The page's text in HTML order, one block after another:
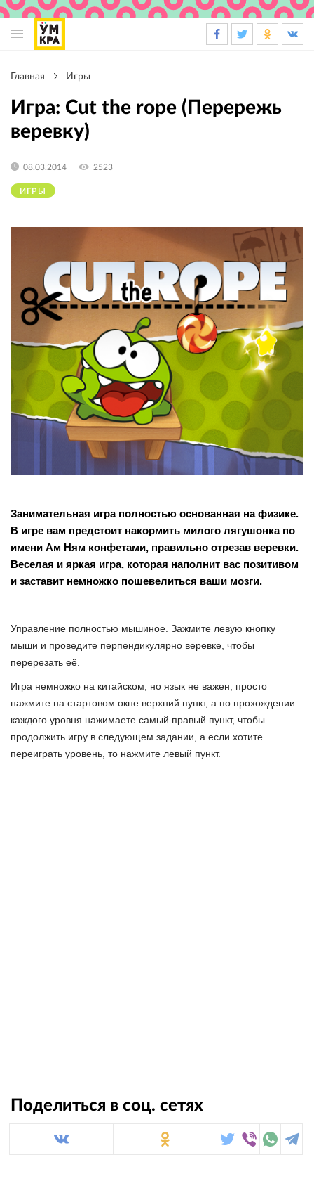
навигации
Главная Игры
Игра: Cut the rope (Перережь
веревку)
ИГРЫ
08.03.2014 2523
Занимательная игра полностью основанная на физике.
В игре вам предстоит накормить милого лягушонка по
имени Ам Ням конфетами, правильно отрезав веревки.
Веселая и яркая игра, которая наполнит вас позитивом
и заставит немножко пошевелиться ваши мозги.
Управление полностью мышиное. Зажмите левую кнопку
мыши и проведите перпендикулярно веревке, чтобы
перерезать её.
Игра немножко на китайском, но язык не важен, просто
нажмите на стартовом окне верхний пункт, а по прохождении
каждого уровня нажимаете самый правый пункт, чтобы
продолжить игру в следующем задании, а если хотите
переиграть уровень, то нажмите левый пункт.
Поделиться в соц. сетях